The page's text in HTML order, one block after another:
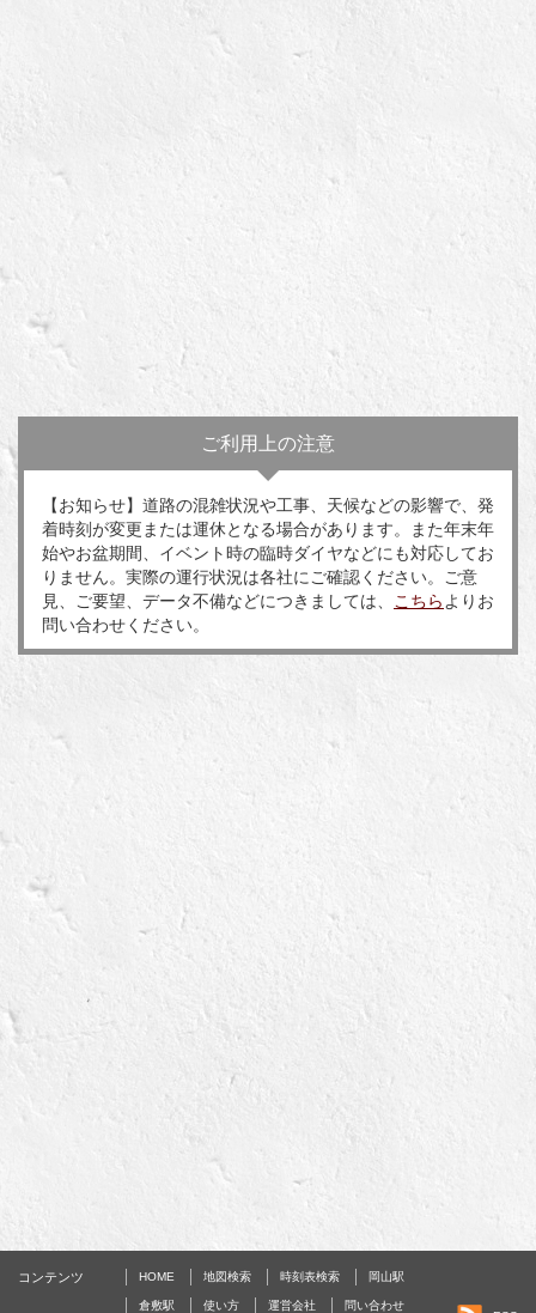
ご利用上の注意
【お知らせ】道路の混雑状況や工事、天候などの影響で、発
着時刻が変更または運休となる場合があります。また年末年
始やお盆期間、イベント時の臨時ダイヤなどにも対応してお
りません。実際の運行状況は各社にご確認ください。ご意
見、ご要望、データ不備などにつきましては、
こちら よりお
問い合わせください。
コンテンツ HOME 地図検索 時刻表検索 岡山駅
倉敷駅 使い方 運営会社
問い合わせ